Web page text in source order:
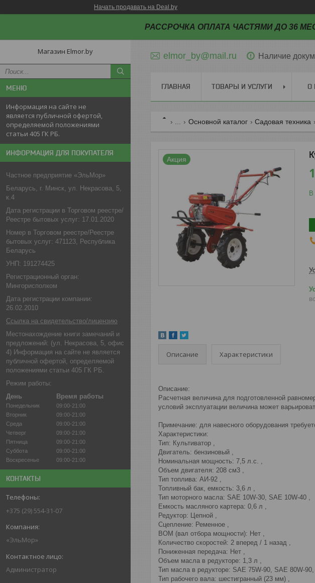
Начать продавать на Deal.by
РАССРОЧКА ОПЛАТА ЧАСТЯМИ ДО 36
Магазин Elmor.by
Информация на сайте не
является публичной офертой,
определяемой положениями
статьи 405 ГК РБ.
ИНФОРМАЦИЯ ДЛЯ ПОКУПАТЕЛЯ
Частное предприятие «ЭльМор»
Беларусь, г. Минск, ул. Некрасова, 5,
к.4
Дата регистрации в Торговом реестре/
Реестре бытовых услуг: 17.01.2020
Номер в Торговом реестре/Реестре
бытовых услуг: 471123, Республика
Беларусь
УНП: 191274425
Регистрационный орган:
Мингорисполком
Дата регистрации компании:
26.02.2010
Ссылка на свидетельство/лицензию
Местонахождение книги замечаний и
предложений: (ул. Некрасова, 5, офис
4) Информация на сайте не является
публичной офертой, определяемой
положениями статьи 405 ГК РБ.
Режим работы:
День
Время работы
Понедельник
09:00-21:00
Вторник
09:00-21:00
Среда
09:00-21:00
Четверг
09:00-21:00
Пятница
09:00-21:00
Суббота
09:00-21:00
Воскресенье
09:00-21:00
КОНТАКТЫ
+375 (29) 554-31-07
«ЭльМор»
Администратор
elmor_by@mail.ru Наличие
ГЛАВНАЯ ТОВАРЫ И УСЛУГИ О
Основной каталог Садовая техника
Акция
В
Описание Характеристики
Описание:
Расчетная величина для подготовленной
условий эксплуатации величина может
Примечание: для навесного оборудования
Характеристики:
Тип: Культиватор ,
Двигатель: бензиновый ,
Номинальная мощность: 7,5 л.с. ,
Объем двигателя: 208 см3 ,
Тип топлива: АИ-92 ,
Топливный бак, емкость: 3,6 л ,
Тип моторного масла: SAE 10W-30, SAE 10W-40 ,
Емкость масляного картера: 0,6 л ,
Редуктор: Цепной ,
Сцепление: Ременное ,
ВОМ (вал отбора мощности): Нет ,
Количество скоростей: 2 вперед / 1 назад ,
Пониженная передача: Нет ,
Объем масла в редукторе: 1,3 л ,
Тип масла в редукторе: SAE 75W-90, SAE 80W-
Тип рабочего вала: шестигранный (23 мм) ,